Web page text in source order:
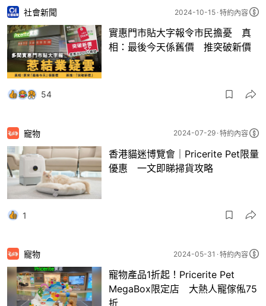
社會新聞 2024-10-15 特約內容
實惠門市貼大字報令市民擔憂 真
相：最後今天係舊價 推突破新價
54
寵物 2024-07-29 特約內容
香港貓迷博覽會｜Pricerite Pet限量
優惠 一文即睇掃貨攻略
1
寵物 2024-05-31 特約內容
寵物產品1折起！Pricerite Pet
MegaBox限定店 大熱人寵傢俬75
折